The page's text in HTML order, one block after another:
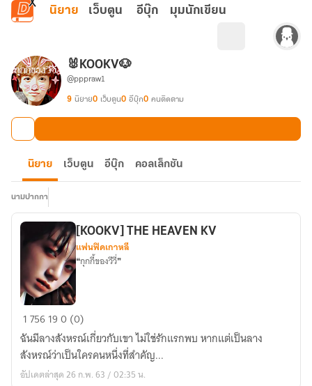
ข้ามไปยังเนื้อหาหลัก
นิยาย เว็บตูน อีบุ๊ก มุมนักเขียน
🐰KOOKV🐶
@pppraw1
9 นิยาย0 เว็บตูน0 อีบุ๊ก0 คนติดตาม
นิยาย เว็บตูน อีบุ๊ก คอลเล็กชัน
นามปากกา
[KOOKV]
THE
HEAVEN
KV
[KOOKV] THE HEAVEN KV
แฟนฟิคเกาหลี
❝กุกกี้ของวีวี่❞
1756190 (0)
ฉันมีลางสังหรณ์เกี่ยวกับเขา ไม่ใช่รักแรกพบ หากแต่เป็นลาง
สังหรณ์ว่าเป็นใครคนหนึ่งที่สำคัญ...
อัปเดตล่าสุด 26 ก.พ. 63 / 02:35 น.